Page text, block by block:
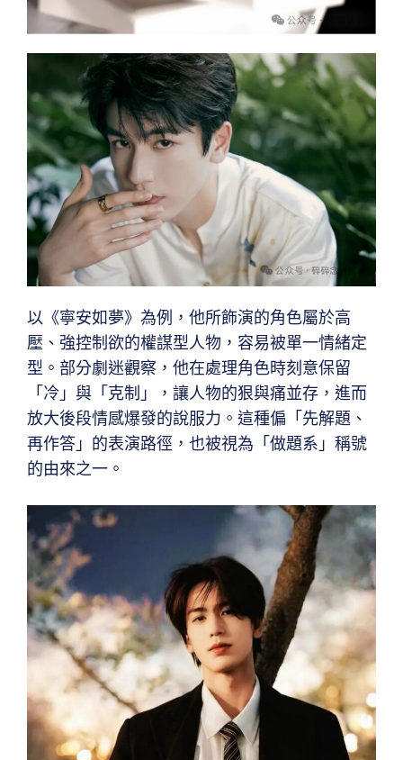
以《寧安如夢》為例，他所飾演的角色屬於高
壓、強控制欲的權謀型人物，容易被單一情緒定
型。部分劇迷觀察，他在處理角色時刻意保留
「冷」與「克制」，讓人物的狠與痛並存，進而
放大後段情感爆發的說服力。這種偏「先解題、
再作答」的表演路徑，也被視為「做題系」稱號
的由來之一。